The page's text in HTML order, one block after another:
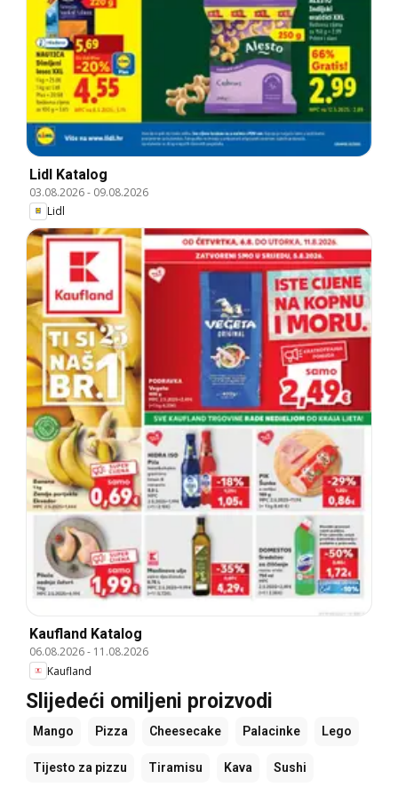
Lidl Katalog
03.08.2026- 09.08.2026
Lidl
Kaufland Katalog
06.08.2026- 11.08.2026
Kaufland
Slijedeći omiljeni proizvodi
Mango Pizza Cheesecake Palacinke Lego
Tijesto za pizzu Tiramisu Kava Sushi